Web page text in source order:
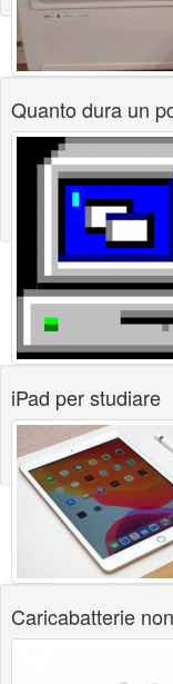
Quanto dura un
iPad per studiare
Caricabatterie